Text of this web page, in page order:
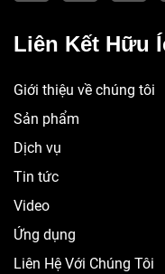
Liên Kết Hữu
Giới thiệu về chúng tôi
Sản phẩm
Dịch vụ
Tin tức
Video
Ứng dụng
Liên Hệ Với Chúng Tôi